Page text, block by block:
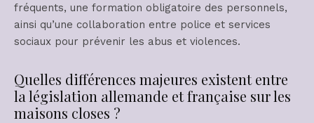
fréquents, une formation obligatoire des personnels,
ainsi qu’une collaboration entre police et services
sociaux pour prévenir les abus et violences.
Quelles différences majeures existent entre
la législation allemande et française sur les
maisons closes ?